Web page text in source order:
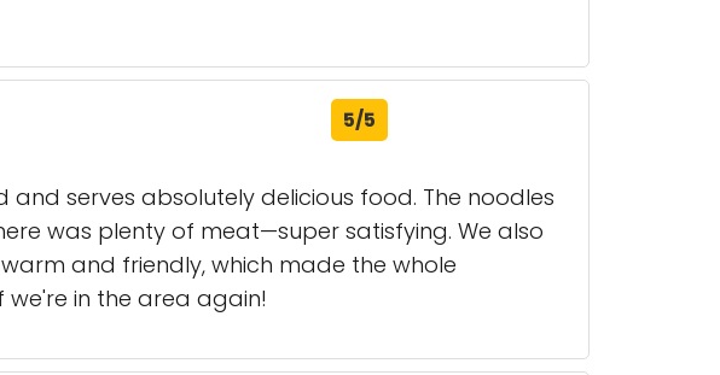
5/5
serves absolutely delicious food. The noodles
was plenty of meat—super satisfying. We also
and friendly, which made the whole
in the area again!